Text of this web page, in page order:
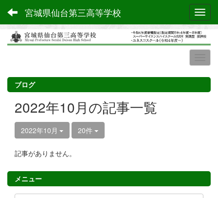
宮城県仙台第三高等学校
ブログ
2022年10月の記事一覧
2022年10月 20件
記事がありません。
メニュー